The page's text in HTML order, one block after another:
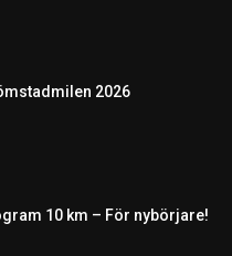
2026
10 km – För nybörjare!